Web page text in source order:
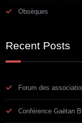
Obsèques
Recent Posts
Forum des
Conférence Gaëtan